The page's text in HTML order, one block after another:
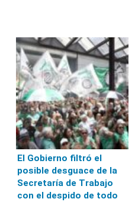
El Gobierno filtró el
posible desguace de la
Secretaría de Trabajo
con el despido de todo